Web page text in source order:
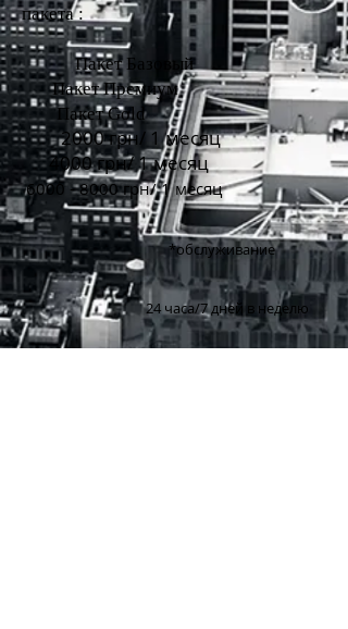
пакета :
Пакет Базовый
Пакет Премиум
Пакет Gold
2000 грн/ 1 месяц
4000 грн/ 1 месяц
6000 - 8000грн/ 1 месяц
*обслуживание
24 часа/7 дней в неделю